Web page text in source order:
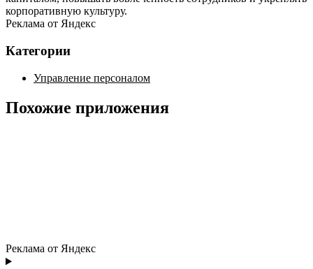
корпоративную культуру.
Реклама от Яндекс
Категории
Управление персоналом
Похожие приложения
Реклама от Яндекс